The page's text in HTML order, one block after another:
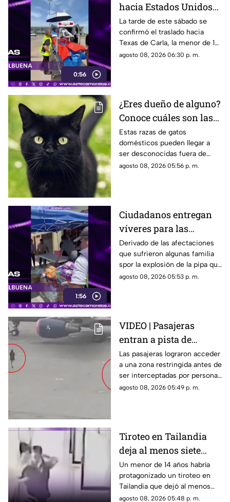
0:56
hacia Estados Unidos
de menor que sufrió
quemadura en la
explosión de gas LP en
Cuernavaca
La tarde de este sábado se
confirmó el traslado hacia
Texas de Carla, la menor de 15
años que resultó gravemente
agosto 08, 2026 06:30 p. m.
¿Eres dueño de alguno?
Conoce cuáles son las
cinco razas más raras
de gatos domésticos en
todo el mundo
Estas razas de gatos
domésticos pueden llegar a
ser desconocidas fuera de
círculos especializados, y
agosto 08, 2026 05:56 p. m.
1:56
Ciudadanos entregan
víveres para las
familias afectadas por
la explosión de pipa en
Cuernavaca
Derivado de las afectaciones
que sufrieron algunas familia
spor la explosión de la pipa que
transportaba gas LP,
agosto 08, 2026 05:53 p. m.
VIDEO | Pasajeras
entran a pista de
aeropuerto tras perder
su vuelo; autoridades
logran detenerlas
Las pasajeras lograron acceder
a una zona restringida antes de
ser interceptadas por personal
del aeropuerto.
agosto 08, 2026 05:49 p. m.
Tiroteo en Tailandia
deja al menos siete
muertos
Un menor de 14 años habría
protagonizado un tiroteo en
Tailandia que dejó al menos
siete personas muertas, entre
agosto 08, 2026 05:48 p. m.